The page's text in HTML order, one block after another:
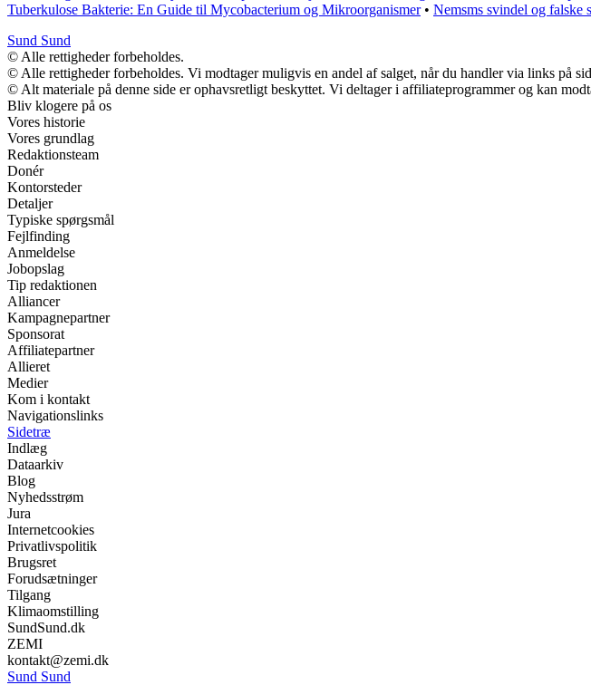
Tuberkulose Bakterie: En Guide til Mycobacterium og Mikroorganismer• Nemsms svindel og falske
Sund Sund
© Alle rettigheder forbeholdes.
© Alle rettigheder forbeholdes. Vi modtager muligvis en andel af salget, når du handler via links på
© Alt materiale på denne side er ophavsretligt beskyttet. Vi deltager i affiliateprogrammer og kan
Bliv klogere på os
Vores historie
Vores grundlag
Redaktionsteam
Donér
Kontorsteder
Detaljer
Typiske spørgsmål
Fejlfinding
Anmeldelse
Jobopslag
Tip redaktionen
Alliancer
Kampagnepartner
Sponsorat
Affiliatepartner
Allieret
Medier
Kom i kontakt
Navigationslinks
Sidetræ
Indlæg
Dataarkiv
Blog
Nyhedsstrøm
Jura
Internetcookies
Privatlivspolitik
Brugsret
Forudsætninger
Tilgang
Klimaomstilling
SundSund.dk
ZEMI
kontakt@zemi.dk
Sund Sund